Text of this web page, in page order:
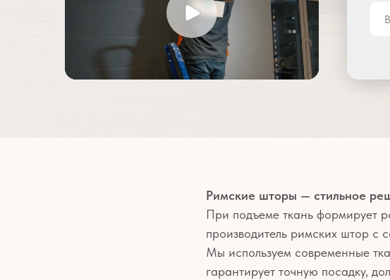
Римские шторы — стильное
При подъеме ткань формирует
производитель римских штор с
Мы используем современные
гарантирует точную посадку,